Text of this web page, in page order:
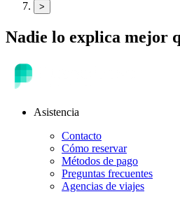
>
Nadie lo explica mejor
Asistencia
Contacto
Cómo reservar
Métodos de pago
Preguntas frecuentes
Agencias de viajes